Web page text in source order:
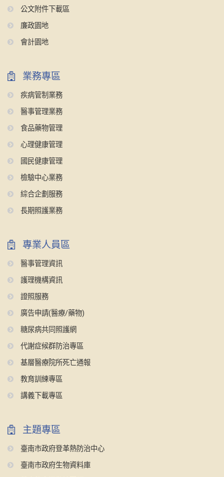
公文附件下載區
廉政園地
會計園地
業務專區
疾病管制業務
醫事管理業務
食品藥物管理
心理健康管理
國民健康管理
檢驗中心業務
綜合企劃服務
長期照護業務
專業人員區
醫事管理資訊
護理機構資訊
證照服務
廣告申請(醫療/藥物)
糖尿病共同照護網
代謝症候群防治專區
基層醫療院所死亡通報
教育訓練專區
講義下載專區
主題專區
臺南市政府登革熱防治中心
臺南市政府生物資料庫